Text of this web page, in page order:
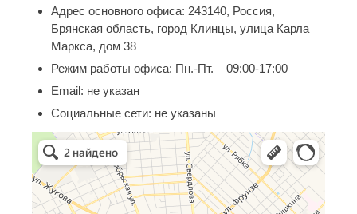
Адрес основного офиса: 243140, Россия,
Брянская область, город Клинцы, улица Карла
Маркса, дом 38
Режим работы офиса: Пн.-Пт. – 09:00-17:00
Email: не указан
Социальные сети: не указаны